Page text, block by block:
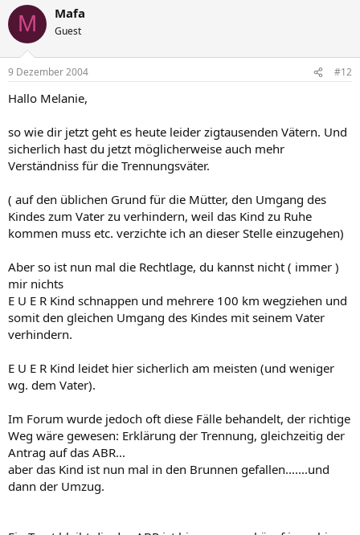
M Mafa
Guest
9 Dezember 2004 #12
Hallo Melanie,
so wie dir jetzt geht es heute leider zigtausenden Vätern. Und
sicherlich hast du jetzt möglicherweise auch mehr
Verständniss für die Trennungsväter.
( auf den üblichen Grund für die Mütter, den Umgang des
Kindes zum Vater zu verhindern, weil das Kind zu Ruhe
kommen muss etc. verzichte ich an dieser Stelle einzugehen)
Aber so ist nun mal die Rechtlage, du kannst nicht ( immer )
mir nichts
E U E R Kind schnappen und mehrere 100 km wegziehen und
somit den gleichen Umgang des Kindes mit seinem Vater
verhindern.
E U E R Kind leidet hier sicherlich am meisten (und weniger
wg. dem Vater).
Im Forum wurde jedoch oft diese Fälle behandelt, der richtige
Weg wäre gewesen: Erklärung der Trennung, gleichzeitig der
Antrag auf das ABR...
aber das Kind ist nun mal in den Brunnen gefallen.......und
dann der Umzug.